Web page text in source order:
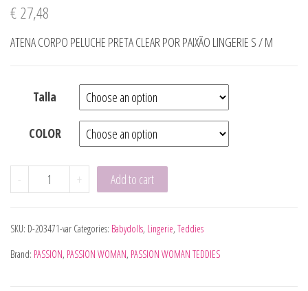
€27,48
ATENA CORPO PELUCHE PRETA CLEAR POR PAIXÃO LINGERIE S / M
Talla
COLOR
- ATHENEA BODY TEDDY NEGRO BY PASSION L/XL quantity
+ Add to cart
SKU: D-203471-var Categories: Babydolls, Lingerie, Teddies
Brand: PASSION, PASSION WOMAN, PASSION WOMAN TEDDIES